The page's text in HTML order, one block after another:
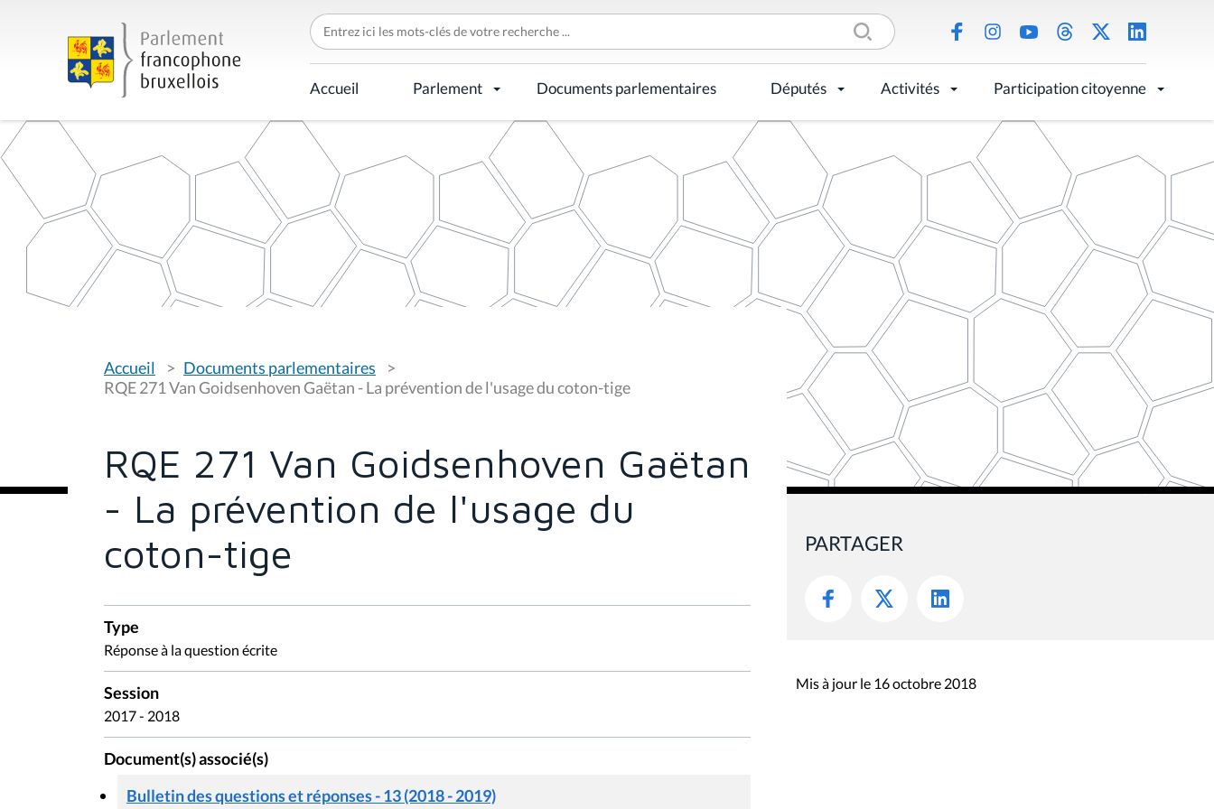
C
h
e
r
c
h
r
p
Accueil Parlement Documents parlementaires Députés Activités Participation citoyenne
o
u
s
s
Accueil
Documents parlementaires
RQE 271 Van Goidsenhoven Gaëtan - La prévention de l'usage du coton-tige
RQE 271 Van Goidsenhoven Gaëtan
- La prévention de l'usage du
coton-tige
Type
Réponse à la question écrite
Session
2017 - 2018
Document(s) associé(s)
Bulletin des questions et réponses - 13 (2018 - 2019)
PARTAGER
Mis à jour le 16 octobre 2018